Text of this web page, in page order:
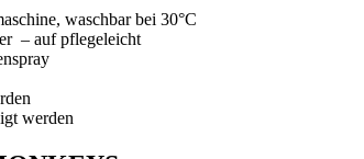
waschbar bei 30°C
– auf pflegeleicht
werden